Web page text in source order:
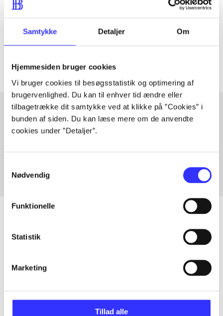
Samtykke Detaljer Om
Hjemmesiden bruger cookies
Vi bruger cookies til besøgsstatistik og optimering af
brugervenlighed. Du kan til enhver tid ændre eller
tilbagetrække dit samtykke ved at klikke på ”Cookies” i
bunden af siden. Du kan læse mere om de anvendte
cookies under ”Detaljer”.
Nødvendig
Funktionelle
Statistik
Marketing
Tillad alle
Tidsskrift
Artiklerne i handler ofte om
Artikler med samme emner